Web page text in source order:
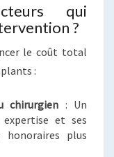
qui
?
le coût total
:
chirurgien : Un
et ses
plus